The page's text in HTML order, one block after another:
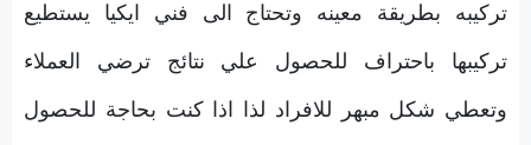
تركيبه بطريقة معينه وتحتاج الى فني ايكيا يستطيع
تركيبها باحتراف للحصول علي نتائج ترضي العملاء
وتعطي شكل مبهر للافراد لذا اذا كنت بحاجة للحصول